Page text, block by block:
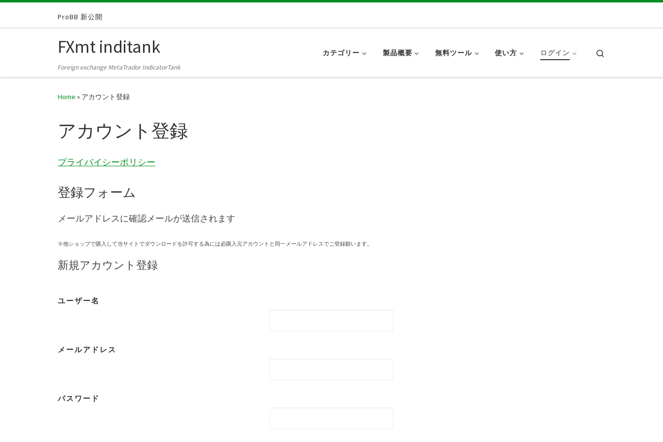
Skip to contentProBB 新公開
FXmt inditank
Foreign exchange MetaTrador IndicatorTank
カテゴリー 製品概要 無料ツール 使い方 ログイン
Home » アカウント登録
アカウント登録
プライバイシーポリシー
登録フォーム
メールアドレスに確認メールが送信されます
※他ショップで購入して当サイトでダウンロードを許可する為には必購入元アカウントと同一メールアドレスでご登録願います。
新規アカウント登録
ユーザー名
メールアドレス
パスワード